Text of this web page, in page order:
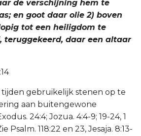
de verschijning hem te
en goot daar olie 2) boven
tot een heiligdom te
teruggekeerd, daar een altaar
tijden gebruikelijk stenen op te
aan buitengewone
24:4; Jozua. 4:4-9; 19-24, 1
Psalm. 118:22 en 23, Jesaja. 8:13-